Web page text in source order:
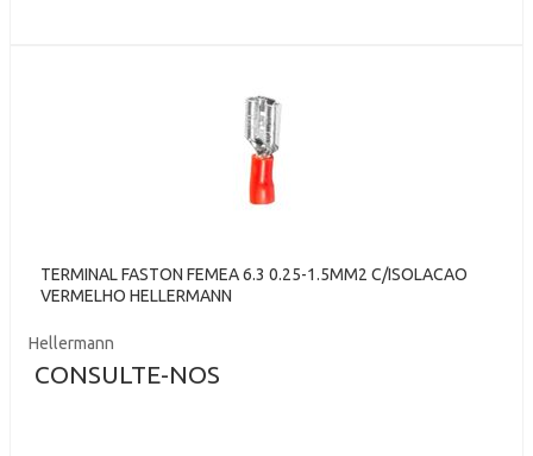
TERMINAL FASTON FEMEA 6.3 0.25-1.5MM2 C/ISOLACAO
VERMELHO HELLERMANN
Hellermann
CONSULTE-NOS